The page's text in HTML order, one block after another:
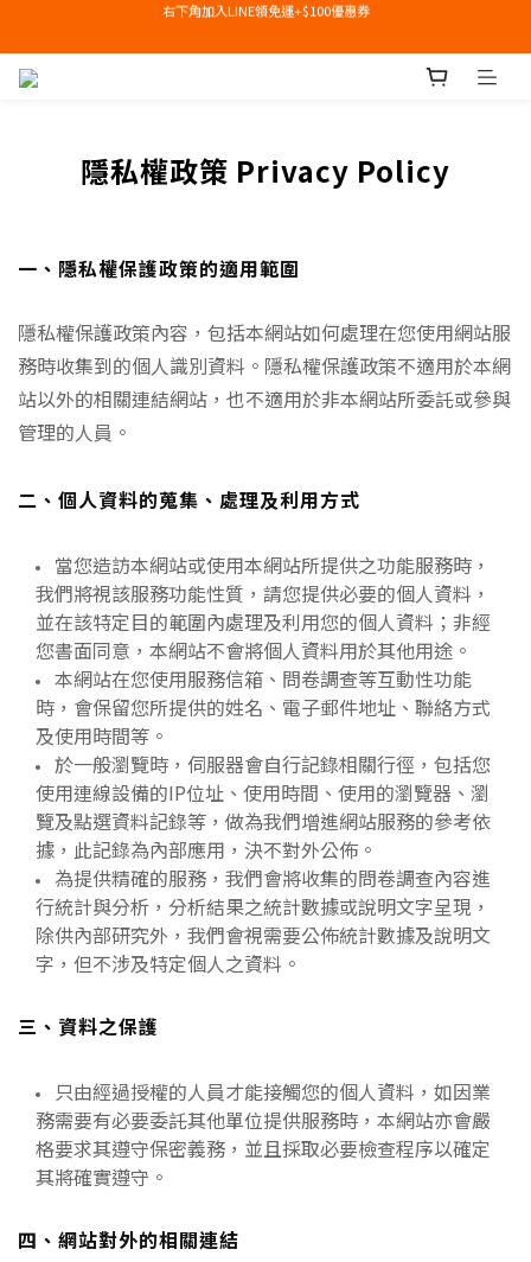
即日起，預購商品可提供部分訂金後尾款貨到付款(需協助請洽官line:@apair)
隱私權政策 Privacy Policy
一、隱私權保護政策的適用範圍
隱私權保護政策內容，包括本網站如何處理在您使用網站服
務時收集到的個人識別資料。隱私權保護政策不適用於本網
站以外的相關連結網站，也不適用於非本網站所委託或參與
管理的人員。
二、個人資料的蒐集、處理及利用方式
當您造訪本網站或使用本網站所提供之功能服務時，
我們將視該服務功能性質，請您提供必要的個人資料，
並在該特定目的範圍內處理及利用您的個人資料；非經
您書面同意，本網站不會將個人資料用於其他用途。
本網站在您使用服務信箱、問卷調查等互動性功能
時，會保留您所提供的姓名、電子郵件地址、聯絡方式
及使用時間等。
於一般瀏覽時，伺服器會自行記錄相關行徑，包括您
使用連線設備的IP位址、使用時間、使用的瀏覽器、瀏
覽及點選資料記錄等，做為我們增進網站服務的參考依
據，此記錄為內部應用，決不對外公佈。
為提供精確的服務，我們會將收集的問卷調查內容進
行統計與分析，分析結果之統計數據或說明文字呈現，
除供內部研究外，我們會視需要公佈統計數據及說明文
字，但不涉及特定個人之資料。
三、資料之保護
只由經過授權的人員才能接觸您的個人資料，如因業
務需要有必要委託其他單位提供服務時，本網站亦會嚴
格要求其遵守保密義務，並且採取必要檢查程序以確定
其將確實遵守。
四、網站對外的相關連結